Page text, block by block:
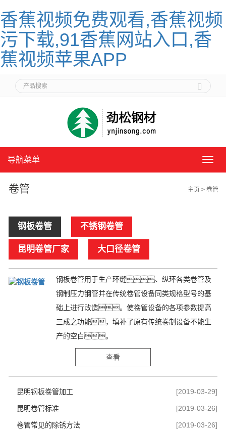
香蕉视频免费观看,香蕉视频
污下载,91香蕉网站入口,香
蕉视频苹果APP
导
单
导航菜单
卷管 主页 > 卷管
钢板卷管 不锈钢卷管
昆明卷管厂家 大口径卷管
钢板卷管用于生产环缝、纵环各类卷管及
钢制压力钢管并在传统卷管设备同类规格型号的基
础上进行改造。使卷管设备的各项参数提高
三成之功能，填补了原有传统卷制设备不能生
产的空白。
查看
昆明钢板卷管加工 [2019-03-29]
昆明卷管标准 [2019-03-26]
卷管常见的除锈方法 [2019-03-26]